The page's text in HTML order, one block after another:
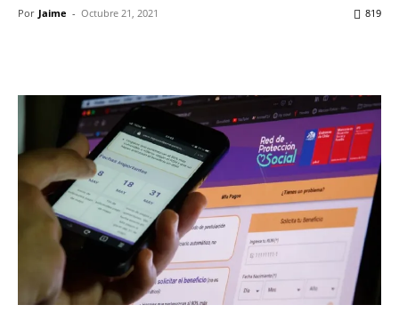
Por Jaime - Octubre 21, 2021 819